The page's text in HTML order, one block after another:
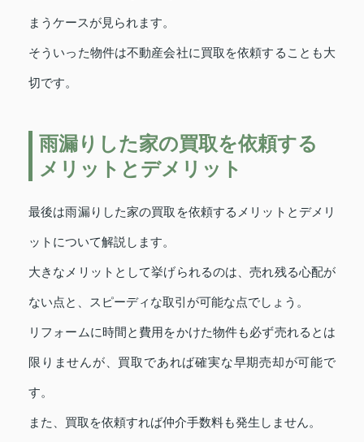
まうケースが見られます。
そういった物件は不動産会社に買取を依頼することも大
切です。
雨漏りした家の買取を依頼する
メリットとデメリット
最後は雨漏りした家の買取を依頼するメリットとデメリ
ットについて解説します。
大きなメリットとして挙げられるのは、売れ残る心配が
ない点と、スピーディな取引が可能な点でしょう。
リフォームに時間と費用をかけた物件も必ず売れるとは
限りませんが、買取であれば確実な早期売却が可能で
す。
また、買取を依頼すれば仲介手数料も発生しません。